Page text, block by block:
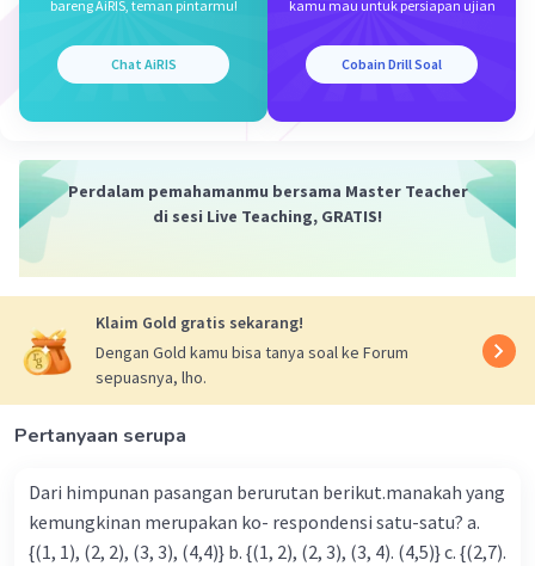
2/3 x 20/20 = 40/60
4/5 x 12/12 = 48/60
Oleh karena itu, jawaban yang benar adalah B.
Iklan
bareng AiRIS, teman pintarmu!
Chat AiRIS
kamu mau untuk persiapan ujian
Cobain Drill Soal
Perdalam pemahamanmu bersama Master Teacher
di sesi Live Teaching, GRATIS!
Klaim Gold gratis sekarang!
Dengan Gold kamu bisa tanya soal ke Forum
sepuasnya, lho.
Pertanyaan serupa
Dari himpunan pasangan berurutan berikut.manakah yang
kemungkinan merupakan ko- respondensi satu-satu? a.
{(1, 1), (2, 2), (3, 3), (4,4)} b. {(1, 2), (2, 3), (3, 4). (4,5)} c. {(2,7).